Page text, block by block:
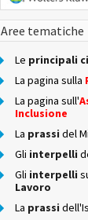
Aree tematiche
Le principali
La pagina sulla
La pagina sull'
Inclusione
La prassi del
Gli interpelli
Gli interpelli
Lavoro
La prassi